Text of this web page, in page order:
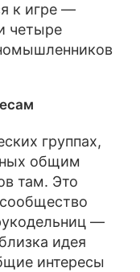
к игре —
четыре
группах,
общим
там. Это
—
идея
интересы